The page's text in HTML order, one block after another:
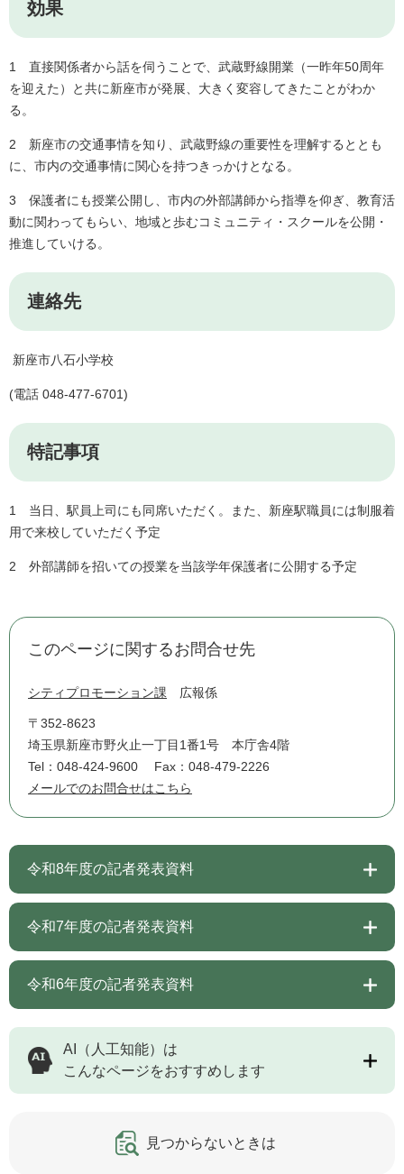
効果
1 直接関係者から話を伺うことで、武蔵野線開業（一昨年50周年
を迎えた）と共に新座市が発展、大きく変容してきたことがわか
る。
2 新座市の交通事情を知り、武蔵野線の重要性を理解するととも
に、市内の交通事情に関心を持つきっかけとなる。
3 保護者にも授業公開し、市内の外部講師から指導を仰ぎ、教育活
動に関わってもらい、地域と歩むコミュニティ・スクールを公開・
推進していける。
連絡先
新座市八石小学校
(電話 048-477-6701)
特記事項
1 当日、駅員上司にも同席いただく。また、新座駅職員には制服着
用で来校していただく予定
2 外部講師を招いての授業を当該学年保護者に公開する予定
このページに関するお問合せ先
シティプロモーション課 広報係
〒352-8623
埼玉県新座市野火止一丁目1番1号 本庁舎4階
Tel：048-424-9600
Fax：048-479-2226
メールでのお問合せはこちら
令和8年度の記者発表資料
令和7年度の記者発表資料
令和6年度の記者発表資料
AI（人工知能）は
こんなページをおすすめします
見つからないときは